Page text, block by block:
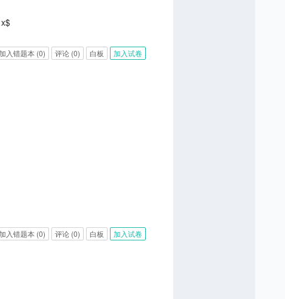
加入错题本 (0) 评论 (0) 白板 加入试卷
加入错题本 (0) 评论 (0) 白板 加入试卷